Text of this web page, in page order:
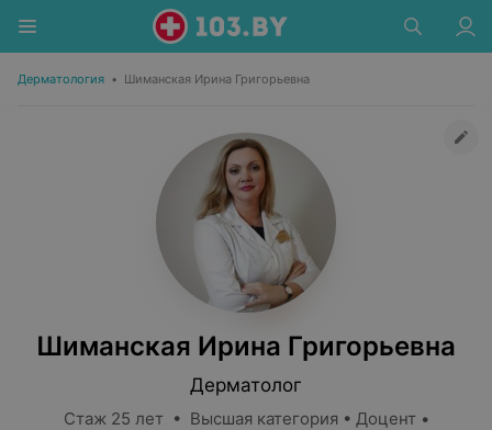
Дерматология • Шиманская Ирина Григорьевна
Шиманская Ирина Григорьевна
Дерматолог
Стаж 25 лет • Высшая категория • Доцент •